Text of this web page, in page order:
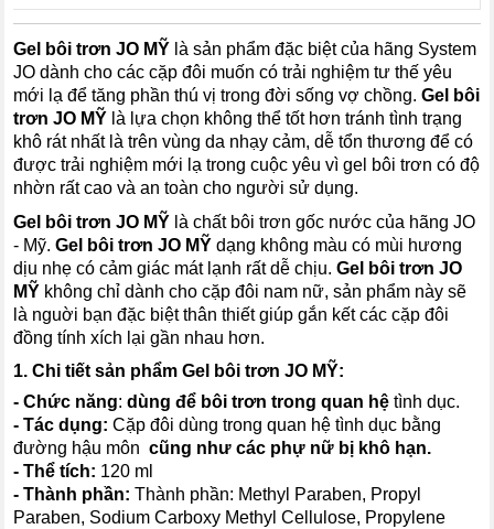
Gel bôi trơn JO MỸ là sản phẩm đặc biệt của hãng System
JO dành cho các cặp đôi muốn có trải nghiệm tư thế yêu
mới lạ để tăng phần thú vị trong đời sống vợ chồng.Gel bôi
trơn JO MỸ là lựa chọn không thể tốt hơn tránh tình trạng
khô rát nhất là trên vùng da nhạy cảm, dễ tổn thương để có
được trải nghiệm mới lạ trong cuộc yêu vì gel bôi trơn có độ
nhờn rất cao và an toàn cho người sử dụng.
Gel bôi trơn JO MỸ là chất bôi trơn gốc nước của hãng JO
- Mỹ.Gel bôi trơn JO MỸ dạng không màu có mùi hương
dịu nhẹ có cảm giác mát lạnh rất dễ chịu.Gel bôi trơn JO
MỸ không chỉ dành cho cặp đôi nam nữ, sản phẩm này sẽ
là nguời bạn đặc biệt thân thiết giúp gắn kết các cặp đôi
đồng tính xích lại gần nhau hơn.
1. Chi tiết sản phẩmGel bôi trơn JO MỸ:
- Chức năng:dùng để bôi trơn trong quan hệ tình dục.
- Tác dụng: Cặp đôi dùng trong quan hệ tình dục bằng
đường hậu môn cũng như các phự nữ bị khô hạn.
- Thể tích: 120 ml
- Thành phần: Thành phần: Methyl Paraben, Propyl
Paraben, Sodium Carboxy Methyl Cellulose, Propylene